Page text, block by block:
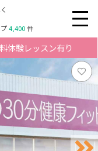
プ4,400件
体験レッスン有り